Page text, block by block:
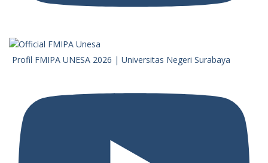
Profil FMIPA UNESA 2026 | Universitas Negeri Surabaya